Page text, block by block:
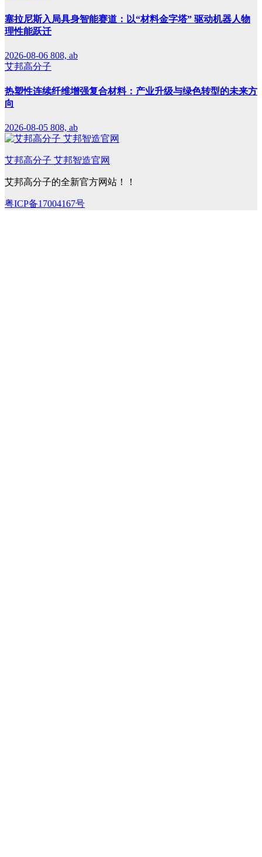
塞拉尼斯入局具身智能赛道：以“材料金字塔” 驱动机器人物
理性能跃迁
2026-08-06 808, ab
艾邦高分子
热塑性连续纤维增强复合材料：产业升级与绿色转型的未来方
向
2026-08-05 808, ab
艾邦高分子 艾邦智造官网
艾邦高分子的全新官方网站！！
粤ICP备17004167号